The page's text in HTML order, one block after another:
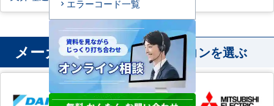
メーカー から業務用エアコンを選ぶ
エラーコード一覧